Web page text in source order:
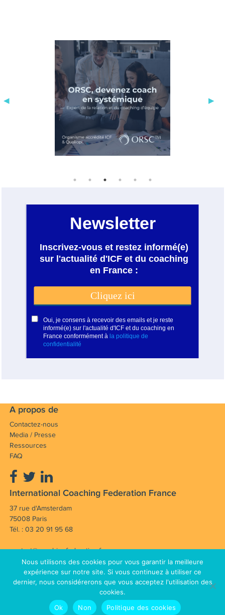
A propos de
Contactez-nous
Media / Presse
Ressources
FAQ
International Coaching Federation France
37 rue d'Amsterdam
75008 Paris
Tél. : 03 20 91 95 68
contact@coachingfederation.fr
Notre mission : Faire avancer et rayonner la
profession de coach en France et dans le monde.
© Copyright 2012 - 2026 International
Coaching Federation
Mentions légales
Plan du site
Nous utilisons des cookies pour vous garantir la meilleure
expérience sur notre site. Si vous continuez à utiliser ce
dernier, nous considérerons que vous acceptez l'utilisation des
cookies.
Ok
Non Politique des cookies